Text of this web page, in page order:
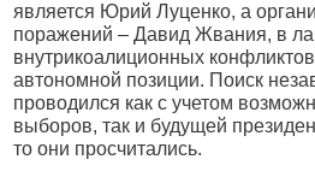
является Юрий Луценко, а
поражений – Давид Жвания, в
внутрикоалиционных
автономной позиции. Поиск
проводился как с учетом
выборов, так и будущей
то они просчитались.